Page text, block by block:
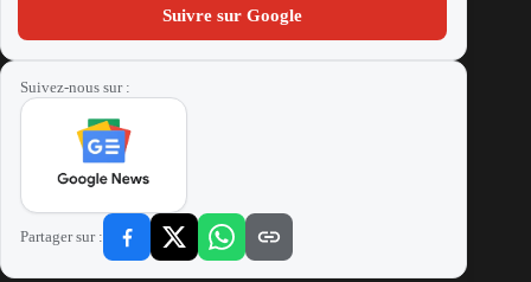
Suivre sur Google
Suivez-nous sur :
Partager sur :